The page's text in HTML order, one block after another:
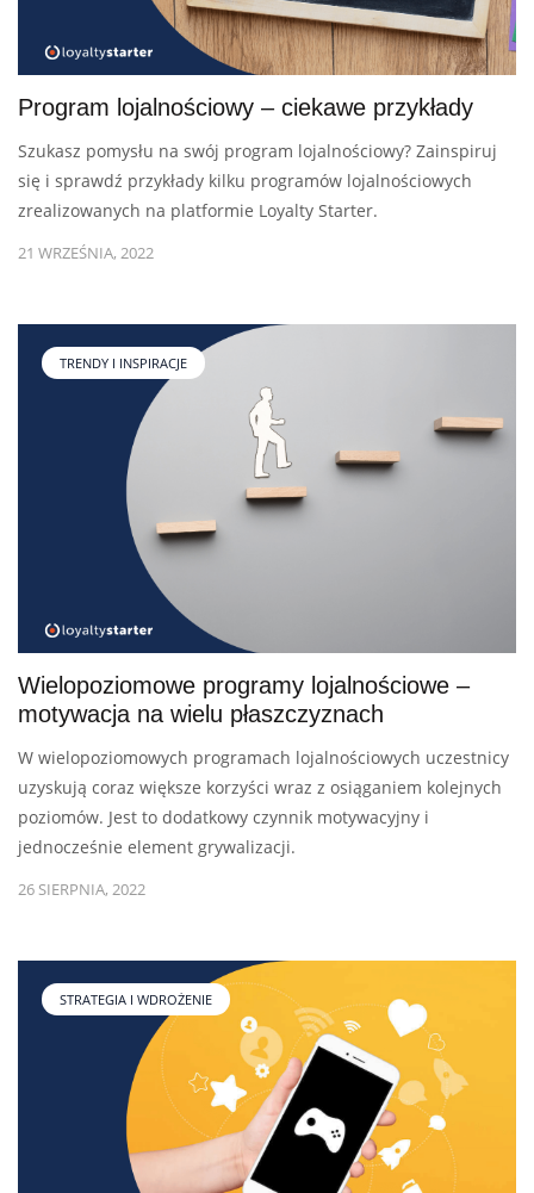
Program lojalnościowy – ciekawe przykłady
Szukasz pomysłu na swój program lojalnościowy? Zainspiruj
się i sprawdź przykłady kilku programów lojalnościowych
zrealizowanych na platformie Loyalty Starter.
21 WRZEŚNIA, 2022
TRENDY I INSPIRACJE
Wielopoziomowe programy lojalnościowe –
motywacja na wielu płaszczyznach
W wielopoziomowych programach lojalnościowych uczestnicy
uzyskują coraz większe korzyści wraz z osiąganiem kolejnych
poziomów. Jest to dodatkowy czynnik motywacyjny i
jednocześnie element grywalizacji.
26 SIERPNIA, 2022
STRATEGIA I WDROŻENIE